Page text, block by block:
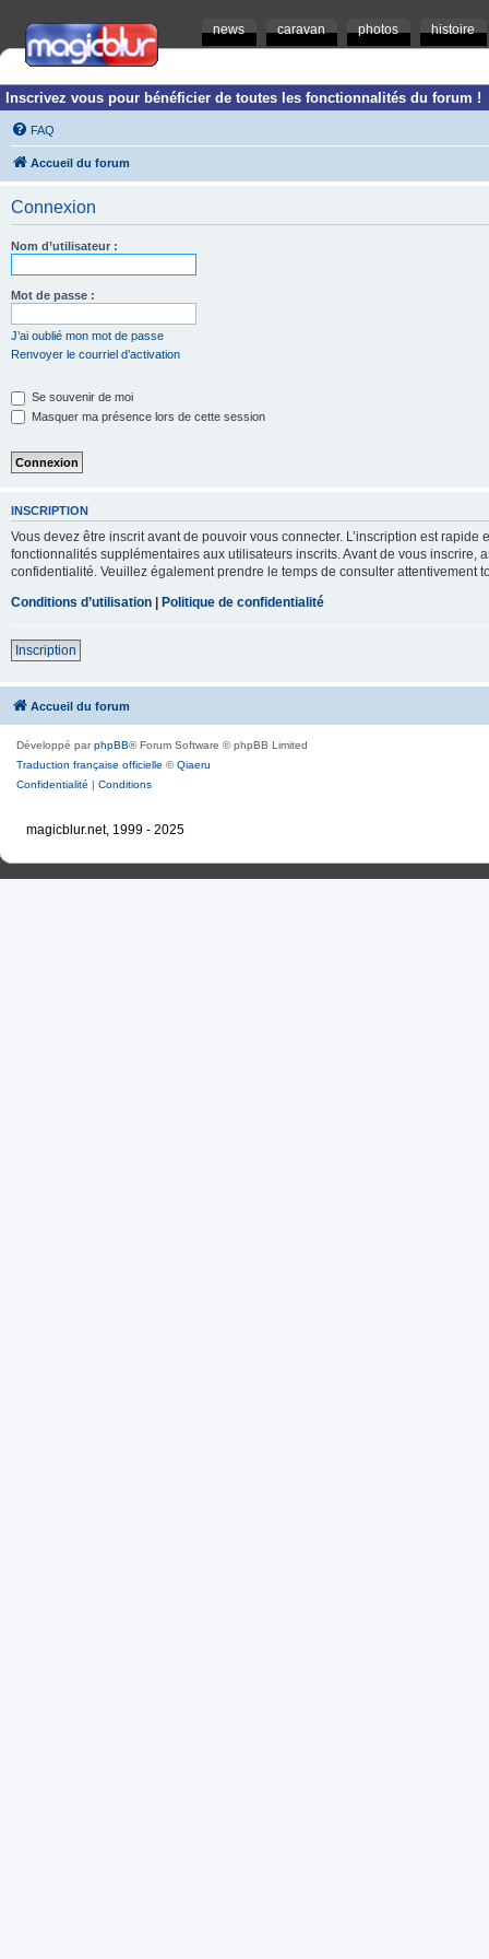
news caravan photos histoire
Inscrivez vous pour bénéficier de toutes les fonctionnalités du forum !
FAQ
Accueil du forum
Connexion
Nom d’utilisateur :
Mot de passe :
J’ai oublié mon mot de passe
Renvoyer le courriel d’activation
Se souvenir de moi
Masquer ma présence lors de cette session
INSCRIPTION
Vous devez être inscrit avant de pouvoir vous connecter. L’inscription est
fonctionnalités supplémentaires aux utilisateurs inscrits. Avant de vous inscrire,
confidentialité. Veuillez également prendre le temps de consulter attentivement
Conditions d’utilisation | Politique de confidentialité
Inscription
Accueil du forum
Développé parphpBB® Forum Software © phpBB Limited
Traduction française officielle ©Qiaeru
Confidentialité | Conditions
magicblur.net, 1999 - 2025